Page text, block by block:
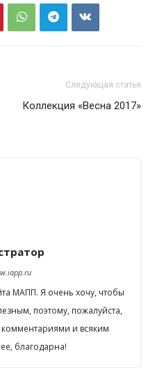
Следующая статья
Коллекция «Весна 2017»
МАПП. Я очень хочу, чтобы
поэтому, пожалуйста,
и всяким
благодарна!